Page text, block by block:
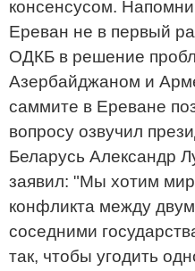
консенсусом.
Ереван не в первый
ОДКБ в решение
Азербайджаном и
саммите в Ереване
вопросу озвучил
Беларусь Александр
заявил: "Мы хотим
конфликта между
соседними
так, чтобы угодить